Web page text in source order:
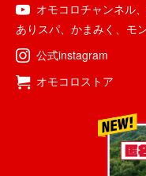
オモコロチャンネル、
ありスパ、 かまみく 、 モ
公式instagram
オモコロストア